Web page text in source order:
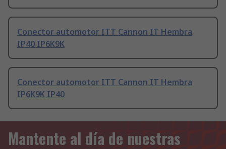
Conector automotor ITT Cannon IT Hembra
IP40 IP6K9K
Conector automotor ITT Cannon IT Hembra
IP6K9K IP40
Mantente al día de nuestras